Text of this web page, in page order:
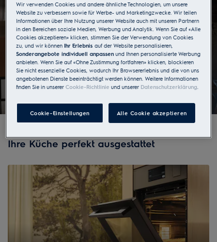
Wunschgerät finden in der Electrolux
Taste Gallery
Die Taste Gallery unterstützt Sie gezielt bei der
Produktberatung und hilft Ihnen dabei, schnell und einfach
das passende Gerät zu finden.
Zur Produktberatung
Ihre Küche perfekt ausgestattet
Wir verwenden Cookies und andere ähnliche Technologien, um unsere
Website zu verbessern sowie für Werbe- und Marketingzwecke. Wir teilen
Informationen über Ihre Nutzung unserer Website auch mit unseren Partnern
in den Bereichen soziale Medien, Werbung und Analytik. Wenn Sie auf «Alle
Cookies akzeptieren» klicken, stimmen Sie der Verwendung von Cookies
zu, und wir können Ihr Erlebnisauf der Website personalisieren,
Sonderangebote individuell anpassen und Ihnen personalisierte Werbung
anbieten. Wenn Sie auf «Ohne Zustimmung fortfahren» klicken, blockieren
Sie nicht essenzielle Cookies, wodurch Ihr Browsererlebnis und die von uns
angebotenen Dienste beeinträchtigt werden können. Weitere Informationen
finden Sie in unsererCookie-Richtlinie und unserer Datenschutzerklärung.
Cookie-Einstellungen Alle Cookie akzeptieren